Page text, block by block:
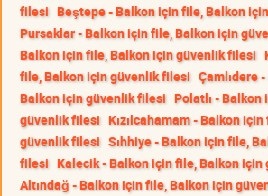
filesi Beştepe - Balkon için file, Balkon
Pursaklar - Balkon için file, Balkon için
Balkon için file, Balkon için güvenlik filesi
file, Balkon için güvenlik filesi Çamlıdere
Balkon için güvenlik filesi Polatlı -
güvenlik filesi Kızılcahamam - Balkon
güvenlik filesi Sıhhiye - Balkon için file,
filesi Kalecik - Balkon için file, Balkon
Altındağ - Balkon için file, Balkon için